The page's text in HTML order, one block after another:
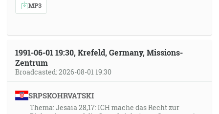
MP3
1991-06-01 19:30, Krefeld, Germany, Missions-
Zentrum
Broadcasted: 2026-08-01 19:30
SRPSKOHRVATSKI
Thema: Jesaia 28,17: ICH mache das Recht zur